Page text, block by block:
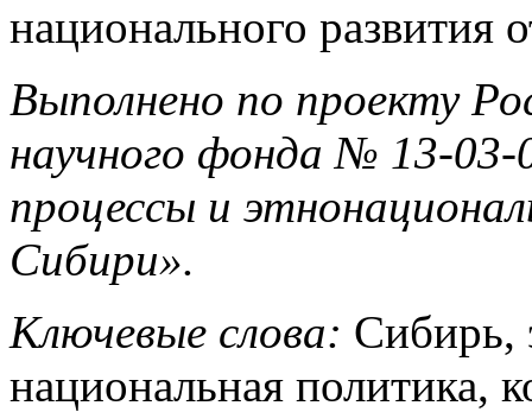
национального развития
Выполнено по проекту
научного фонда № 13-
процессы и
Сибири».
Ключевые слова: Сибирь,
национальная политика,